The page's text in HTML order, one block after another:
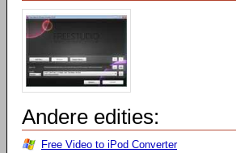
Andere edities:
Free Video to iPod Converter